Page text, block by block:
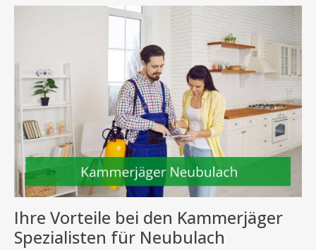
Ihre Vorteile bei den Kammerjäger
Spezialisten für Neubulach